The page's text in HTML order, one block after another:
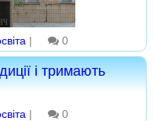
| 0
і тримають
| 0